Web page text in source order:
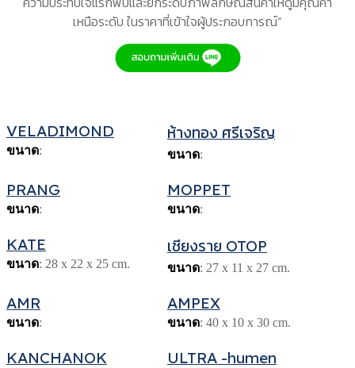
เหนือระดับ ในราคาที่เข้าใจผู้ประกอบการณ์”
VELADIMOND
ขนาด:
ห้างทอง ศรีเจริญ
ขนาด:
PRANG
ขนาด:
MOPPET
ขนาด:
KATE
ขนาด: 28 x 22 x 25 cm.
เชียงราย OTOP
ขนาด: 27 x 11 x 27 cm.
AMR
ขนาด:
AMPEX
ขนาด: 40 x 10 x 30 cm.
KANCHANOK ULTRA -humen